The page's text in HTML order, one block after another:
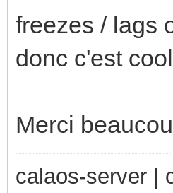
freezes / lags
donc c'est
Merci
calaos-server |